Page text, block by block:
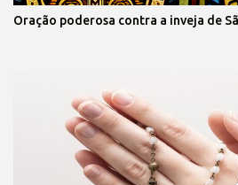
Oração poderosa contra a inveja de